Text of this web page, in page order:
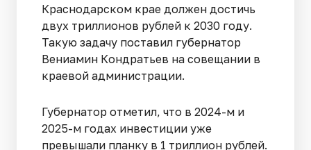
Краснодарском крае должен достичь
двух триллионов рублей к 2030 году.
Такую задачу поставил губернатор
Вениамин Кондратьев на совещании в
краевой администрации.
Губернатор отметил, что в 2024-м и
2025-м годах инвестиции уже
превышали планку в 1 триллион рублей.